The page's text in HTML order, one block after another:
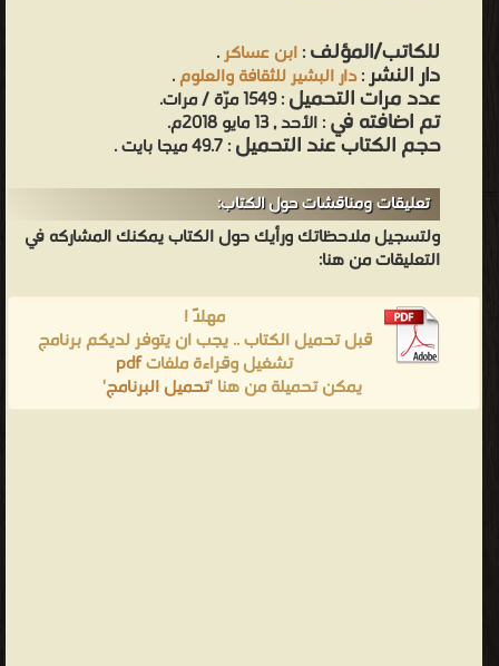
للكاتب/المؤلف:ابن عساكر.
دار النشر:دار البشير للثقافة والعلوم.
عدد مرات التحميل: 1549 مرّة / مرات.
تم اضافته في: الأحد , 13 مايو 2018م.
حجم الكتاب عند التحميل: 49.7 ميجا بايت .
تعليقات ومناقشات حول الكتاب:
ولتسجيل ملاحظاتك ورأيك حول الكتاب يمكنك المشاركه في
التعليقات من هنا:
مهلاً !
قبل تحميل الكتاب .. يجب ان يتوفر لديكم برنامج
تشغيل وقراءة ملفاتpdf
يمكن تحميلة من هنا 'تحميل البرنامج'